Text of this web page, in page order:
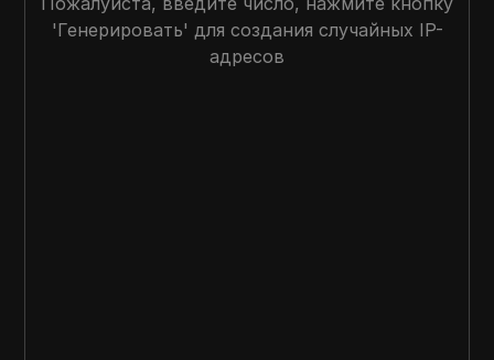
'Генерировать' для создания случайных IP-
адресов